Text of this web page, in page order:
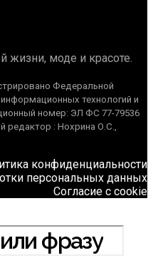
жизни, моде и красоте.
Федеральной
технологий и
номер: ЭЛ ФС 77-79536
редактор : Нохрина О.С.,
конфиденциальности
персональных данных
Согласие с cookie